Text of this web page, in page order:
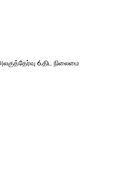
6.திட நிலைமை